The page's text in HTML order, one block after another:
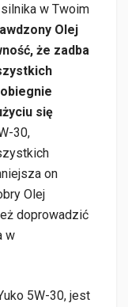
w Twoim
Olej
że zadba
się
30,
on
Olej
doprowadzić
w
5W-30, jest